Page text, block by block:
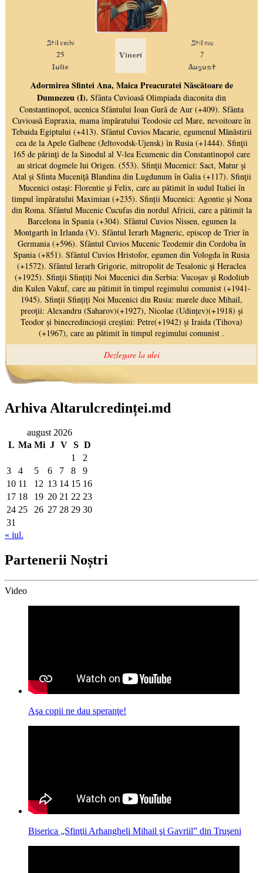
Arhiva Altarulcredinței.md
august 2026
L Ma Mi J V S D
1
2
3
4 5 6 7 8
9
10 11 12 13 14 15 16
17 18 19 20 21 22 23
24 25 26 27 28 29 30
31
« iul.
Partenerii Noștri
Video
Aşa copii ne dau speranţe!
Biserica „Sfinţii Arhangheli Mihail şi Gavriil” din Truşeni